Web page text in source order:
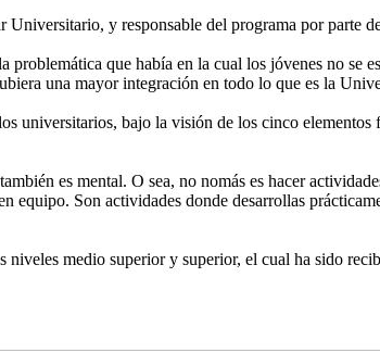
y responsable del programa por parte
problemática que había en la cual los jóvenes no
una mayor integración en todo lo que es la
universitarios, bajo la visión de los cinco
es mental. O sea, no nomás es hacer
equipo. Son actividades donde desarrollas
medio superior y superior, el cual ha sido